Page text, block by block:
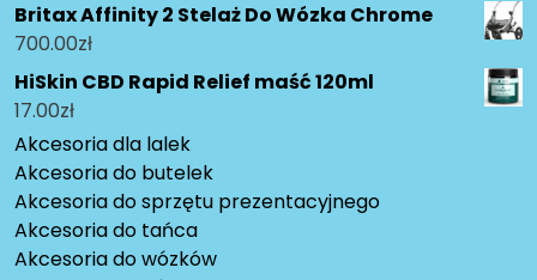
Britax Affinity 2 Stelaż Do Wózka Chrome
700.00zł
HiSkin CBD Rapid Relief maść 120ml
17.00zł
Akcesoria dla lalek
Akcesoria do butelek
Akcesoria do sprzętu prezentacyjnego
Akcesoria do tańca
Akcesoria do wózków